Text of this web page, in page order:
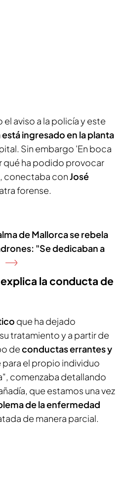
el aviso a la policía y este
ingresado en la planta
Sin embargo 'En boca
qué ha podido provocar
conectaba conJosé
forense.
de Mallorca se rebela
"Se dedicaban a
la conducta de
que ha dejado
tratamiento y a partir de
deconductas errantes y
para el propio individuo
comenzaba detallando
que estamos una vez
de la enfermedad
de manera parcial.